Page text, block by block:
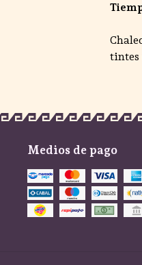
tintes
Medios de pago